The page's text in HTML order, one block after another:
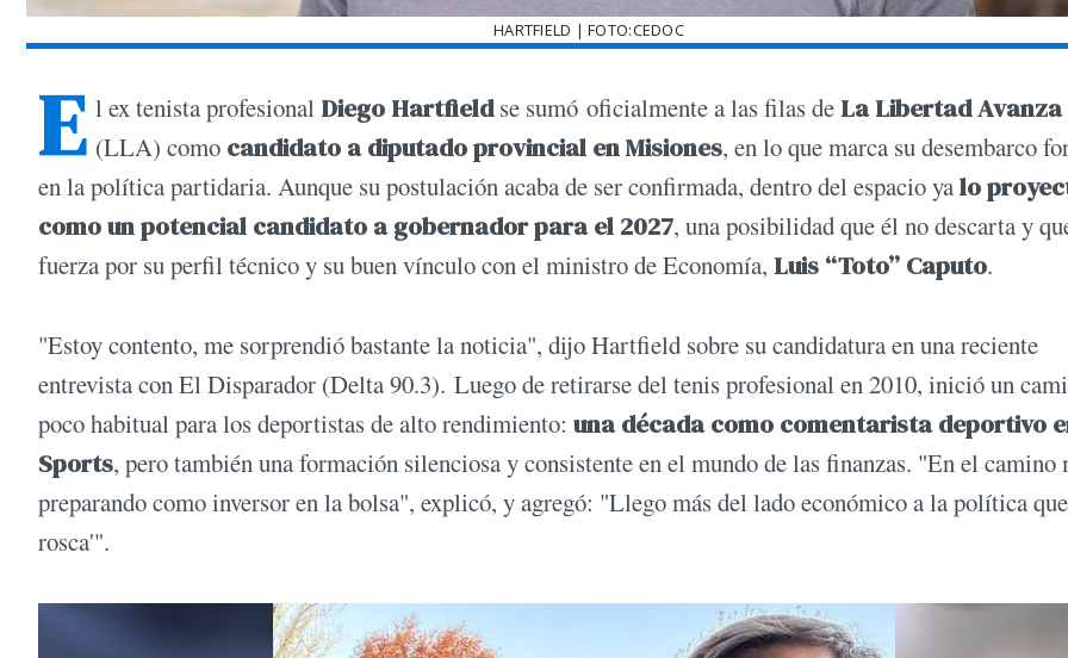
HARTFIELD | FOTO:CEDOC
E l ex tenista profesional Diego Hartfieldse sumó oficialmente a las filas de La Libertad Avanza
(LLA) como candidato a diputado provincial en Misiones, en lo que marca su desembarco
en la política partidaria. Aunque su postulación acaba de ser confirmada, dentro del espacio yalo
como un potencial candidato a gobernador para el 2027, una posibilidad que él no descarta y
fuerza por su perfil técnico y su buen vínculo con el ministro de Economía, Luis “Toto” Caputo.
"Estoy contento, me sorprendió bastante la noticia", dijo Hartfield sobre su candidatura en una reciente
entrevista con El Disparador (Delta 90.3). Luego de retirarse del tenis profesional en 2010, inició un
poco habitual para los deportistas de alto rendimiento: una década como comentarista deportivo
Sports, pero también una formación silenciosa y consistente en el mundo de las finanzas. "En el camino
preparando como inversor en la bolsa", explicó, y agregó: "Llego más del lado económico a la política
rosca'".